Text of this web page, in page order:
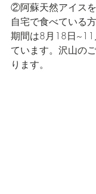
②阿蘇天然アイスを
自宅で食べている方
期間は8月18日
ています。沢山の
ります。